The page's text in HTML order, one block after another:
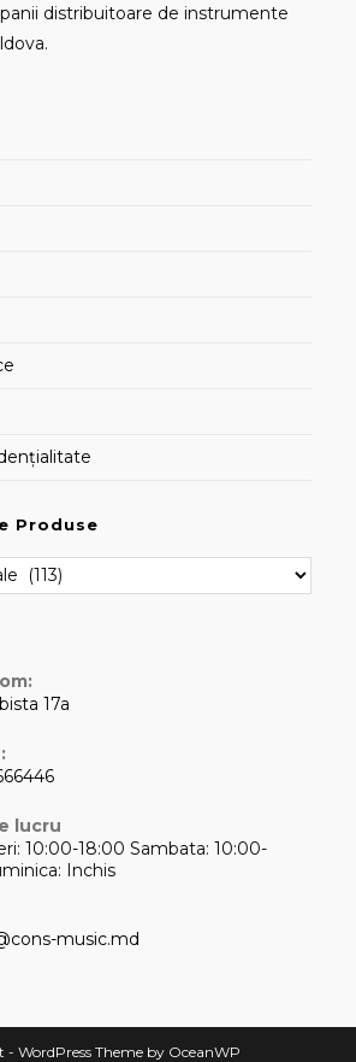
distribuitoare de instrumente
Produse
17a
lucru
10:00-18:00 Sambata: 10:00-
Inchis
music.md
- WordPress Theme by OceanWP